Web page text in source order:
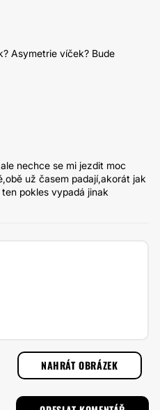
Asymetrie víček? Bude
nechce se mi jezdit moc
už časem padají,akorát jak
pokles vypadá jinak
NAHRÁT OBRÁZEK